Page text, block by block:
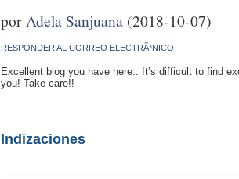
por Adela Sanjuana (2018-10-07)
RESPONDER AL CORREO ELECTRÃ³NICO
Excellent blog you have here.. It’s difficult to find
you! Take care!!
Indizaciones